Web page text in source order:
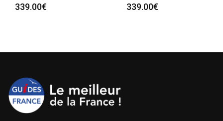
339.00€ 339.00€